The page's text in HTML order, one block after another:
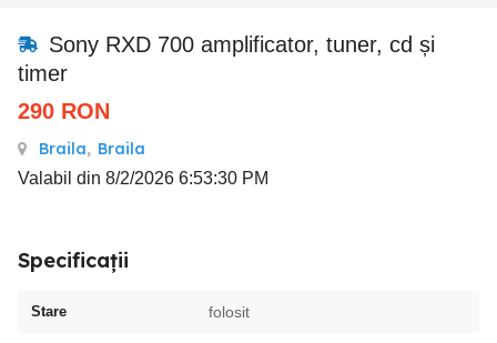
Sony RXD 700 amplificator, tuner, cd și
timer
290 RON
Braila, Braila
Valabil din 8/2/2026 6:53:30 PM
Specificații
Stare folosit